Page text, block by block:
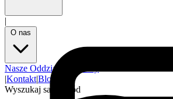
|
Nasze Oddziały
|Kontakt|Blog
Wyszukaj samochód